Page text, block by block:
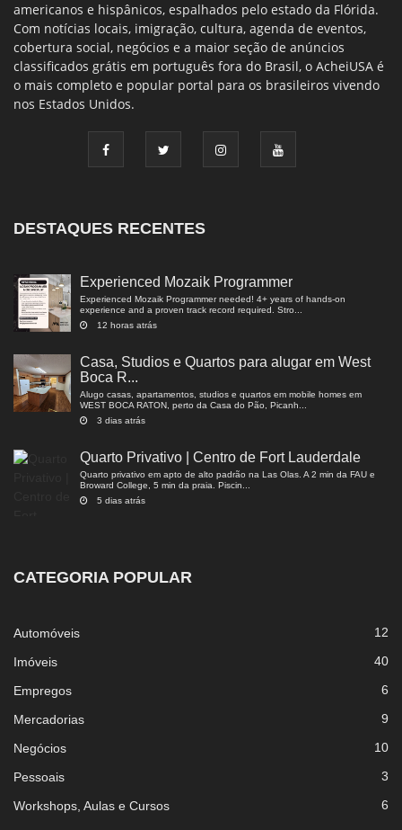
americanos e hispânicos, espalhados pelo estado da Flórida.
Com notícias locais, imigração, cultura, agenda de eventos,
cobertura social, negócios e a maior seção de anúncios
classificados grátis em português fora do Brasil, o AcheiUSA é
o mais completo e popular portal para os brasileiros vivendo
nos Estados Unidos.
DESTAQUES RECENTES
Experienced Mozaik Programmer
Experienced Mozaik Programmer needed! 4+ years of hands-on
experience and a proven track record required. Stro...
12 horas atrás
Casa, Studios e Quartos para alugar em West
Boca R...
Alugo casas, apartamentos, studios e quartos em mobile homes em
WEST BOCA RATON, perto da Casa do Pão, Picanh...
3 dias atrás
Quarto Privativo | Centro de Fort Lauderdale
Quarto privativo em apto de alto padrão na Las Olas. A 2 min da FAU e
Broward College, 5 min da praia. Piscin...
5 dias atrás
CATEGORIA POPULAR
Automóveis 12
Imóveis 40
Empregos 6
Mercadorias 9
Negócios 10
Pessoais 3
Workshops, Aulas e Cursos 6